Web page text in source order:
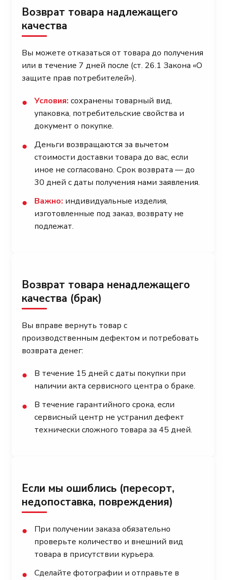
Возврат товара надлежащего
качества
Вы можете отказаться от товара до получения
или в течение 7 дней после (ст. 26.1 Закона «О
защите прав потребителей»).
● Условия: сохранены товарный вид,
упаковка, потребительские свойства и
документ о покупке.
●
Деньги возвращаются за вычетом
стоимости доставки товара до вас, если
иное не согласовано. Срок возврата — до
30 дней с даты получения нами заявления.
● Важно: индивидуальные изделия,
изготовленные под заказ, возврату не
подлежат.
Возврат товара ненадлежащего
качества (брак)
Вы вправе вернуть товар с
производственным дефектом и потребовать
возврата денег:
●
В течение 15 дней с даты покупки при
наличии акта сервисного центра о браке.
●
В течение гарантийного срока, если
сервисный центр не устранил дефект
технически сложного товара за 45 дней.
Если мы ошиблись (пересорт,
недопоставка, повреждения)
●
При получении заказа обязательно
проверьте количество и внешний вид
товара в присутствии курьера.
●
Сделайте фотографии и отправьте в